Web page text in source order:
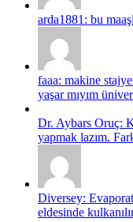
arda1881: bu
faaa: makine
yaşar mıyım
Dr. Aybars Oruç:
yapmak lazım.
Diversey:
eldesinde